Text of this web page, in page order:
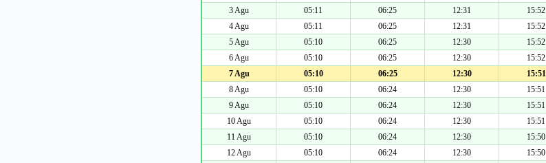
3 Agu
05:11 06:25 12:31 15:52
4 Agu
05:11 06:25 12:31 15:52
5 Agu
05:10 06:25 12:30 15:52
6 Agu
05:10 06:25 12:30 15:52
7 Agu
05:10 06:25 12:30 15:51
8 Agu
05:10 06:24 12:30 15:51
9 Agu
05:10 06:24 12:30 15:51
10 Agu
05:10 06:24 12:30 15:51
11 Agu
05:10 06:24 12:30 15:50
12 Agu
05:10 06:24 12:30 15:50